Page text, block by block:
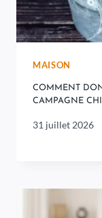
MAISON
COMMENT
CAMPAGNE
31 juillet 2026